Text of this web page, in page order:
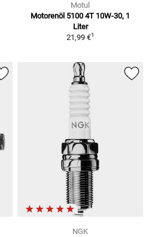
Motul
Motorenöl 5100 4T 10W-30, 1
Liter
21,99 €1
NGK